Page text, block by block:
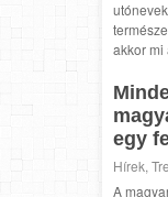
akkor mi
egy
Hírek,
A